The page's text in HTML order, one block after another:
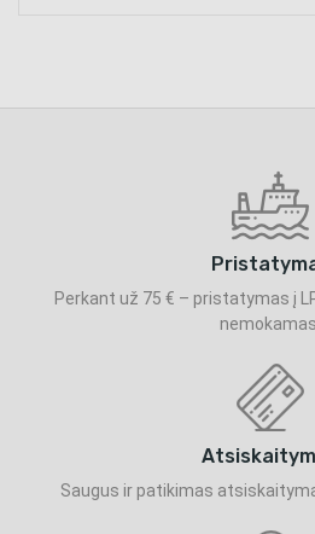
Perkant už 75 € – pristatymas į
nemokamas.
Saugus ir patikimas